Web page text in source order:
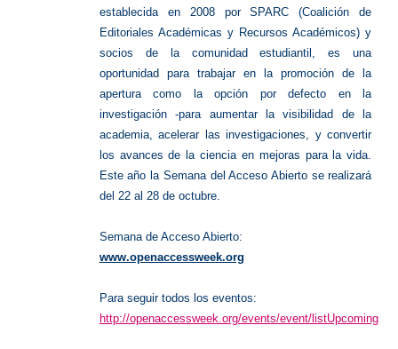
establecida en 2008 por SPARC (Coalición de
Editoriales Académicas y Recursos Académicos) y
socios de la comunidad estudiantil, es una
oportunidad para trabajar en la promoción de la
apertura como la opción por defecto en la
investigación -para aumentar la visibilidad de la
academia, acelerar las investigaciones, y convertir
los avances de la ciencia en mejoras para la vida.
Este año la Semana del Acceso Abierto se realizará
del 22 al 28 de octubre.
Semana de Acceso Abierto:
www.openaccessweek.org
Para seguir todos los eventos:
http://openaccessweek.org/events/event/listUpcoming